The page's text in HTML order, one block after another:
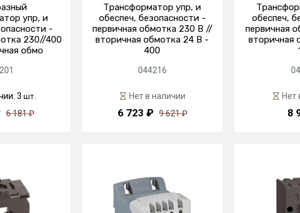
упр, и
-
230//400
обмо
3шт.
6 181 ₽
Трансформатор упр, и
обеспеч, безопасности -
первичная обмотка 230 В //
вторичная обмотка 24 В -
400
044216
Нет в наличии
6 723 ₽ 9 621 ₽
обеспеч,
первичная
вторичная
Нет
8